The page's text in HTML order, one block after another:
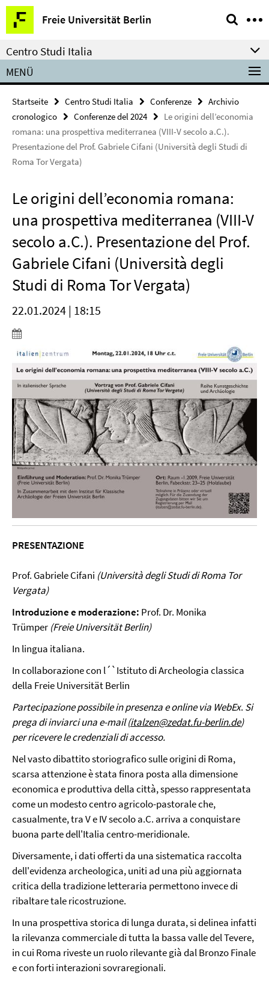
Springe
direkt
zu
Inhalt
Freie Universität Berlin
Service-
Navigation
Centro Studi Italia
MENÜ
Startseite Centro Studi Italia Conferenze
Archivio
cronologico
Conferenze del 2024
Le origini dell’economia
romana: una prospettiva mediterranea (VIII-V secolo a.C.).
Presentazione del Prof. Gabriele Cifani (Università degli Studi di
Roma Tor Vergata)
Le origini dell’economia romana:
una prospettiva mediterranea (VIII-V
secolo a.C.). Presentazione del Prof.
Gabriele Cifani (Università degli
Studi di Roma Tor Vergata)
22.01.2024 | 18:15
PRESENTAZIONE
Prof. Gabriele Cifani (Università degli Studi di Roma Tor
Vergata)
Introduzione e moderazione: Prof. Dr. Monika
Trümper (Freie Universität Berlin)
In lingua italiana.
In collaborazione con l´`Istituto di Archeologia classica
della Freie Universität Berlin
Partecipazione possibile in presenza e online via WebEx. Si
prega di inviarci una e-mail (italzen@zedat.fu-berlin.de)
per ricevere le credenziali di accesso.
Nel vasto dibattito storiografico sulle origini di Roma,
scarsa attenzione è stata finora posta alla dimensione
economica e produttiva della città, spesso rappresentata
come un modesto centro agricolo-pastorale che,
casualmente, tra V e IV secolo a.C. arriva a conquistare
buona parte dell'Italia centro-meridionale.
Diversamente, i dati offerti da una sistematica raccolta
dell'evidenza archeologica, uniti ad una più aggiornata
critica della tradizione letteraria permettono invece di
ribaltare tale ricostruzione.
In una prospettiva storica di lunga durata, si delinea infatti
la rilevanza commerciale di tutta la bassa valle del Tevere,
in cui Roma riveste un ruolo rilevante già dal Bronzo Finale
e con forti interazioni sovraregionali.